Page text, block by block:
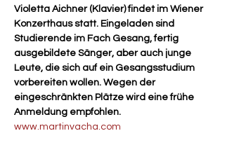
Violetta Aichner (Klavier) findet im Wiener
Konzerthaus statt. Eingeladen sind
Studierende im Fach Gesang, fertig
ausgebildete Sänger, aber auch junge
Leute, die sich auf ein Gesangsstudium
vorbereiten wollen. Wegen der
eingeschränkten Plätze wird eine frühe
Anmeldung empfohlen.
www.martinvacha.com